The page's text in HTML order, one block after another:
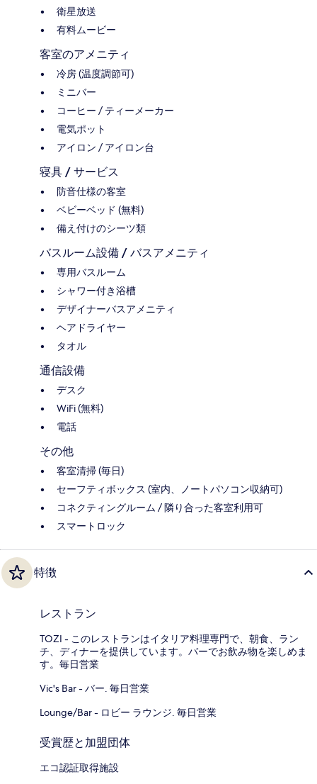
衛星放送
有料ムービー
客室のアメニティ
冷房 (温度調節可)
ミニバー
コーヒー / ティーメーカー
電気ポット
アイロン / アイロン台
寝具 / サービス
防音仕様の客室
ベビーベッド (無料)
備え付けのシーツ類
バスルーム設備 / バスアメニティ
専用バスルーム
シャワー付き浴槽
デザイナーバスアメニティ
ヘアドライヤー
タオル
通信設備
デスク
WiFi (無料)
電話
その他
客室清掃 (毎日)
セーフティボックス (室内、ノートパソコン収納可)
コネクティングルーム / 隣り合った客室利用可
スマートロック
特徴
レストラン
TOZI - このレストランはイタリア料理専門で、朝食、ラン
チ、ディナーを提供しています。バーでお飲み物を楽しめま
す。毎日営業
Vic's Bar - バー. 毎日営業
Lounge/Bar - ロビー ラウンジ. 毎日営業
受賞歴と加盟団体
エコ認証取得施設